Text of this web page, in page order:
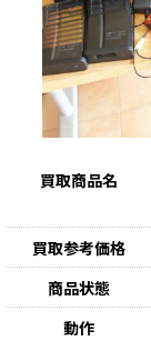
買取商品名
買取参考価格
商品状態
動作